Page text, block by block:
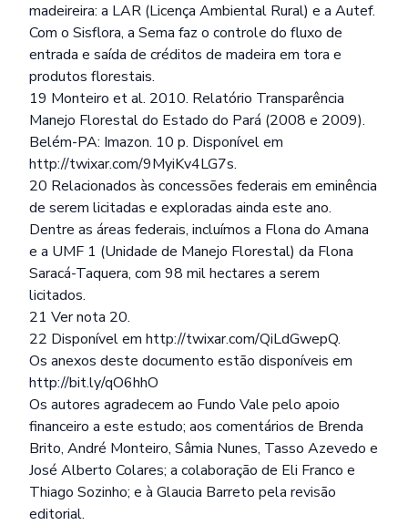
madeireira: a LAR (Licença Ambiental Rural) e a Autef.
Com o Sisflora, a Sema faz o controle do fluxo de
entrada e saída de créditos de madeira em tora e
produtos florestais.
19 Monteiro et al. 2010. Relatório Transparência
Manejo Florestal do Estado do Pará (2008 e 2009).
Belém-PA: Imazon. 10 p. Disponível em
http://twixar.com/9MyiKv4LG7s.
20 Relacionados às concessões federais em eminência
de serem licitadas e exploradas ainda este ano.
Dentre as áreas federais, incluímos a Flona do Amana
e a UMF 1 (Unidade de Manejo Florestal) da Flona
Saracá-Taquera, com 98 mil hectares a serem
licitados.
21 Ver nota 20.
22 Disponível em http://twixar.com/QiLdGwepQ.
Os anexos deste documento estão disponíveis em
http://bit.ly/qO6hhO
Os autores agradecem ao Fundo Vale pelo apoio
financeiro a este estudo; aos comentários de Brenda
Brito, André Monteiro, Sâmia Nunes, Tasso Azevedo e
José Alberto Colares; a colaboração de Eli Franco e
Thiago Sozinho; e à Glaucia Barreto pela revisão
editorial.